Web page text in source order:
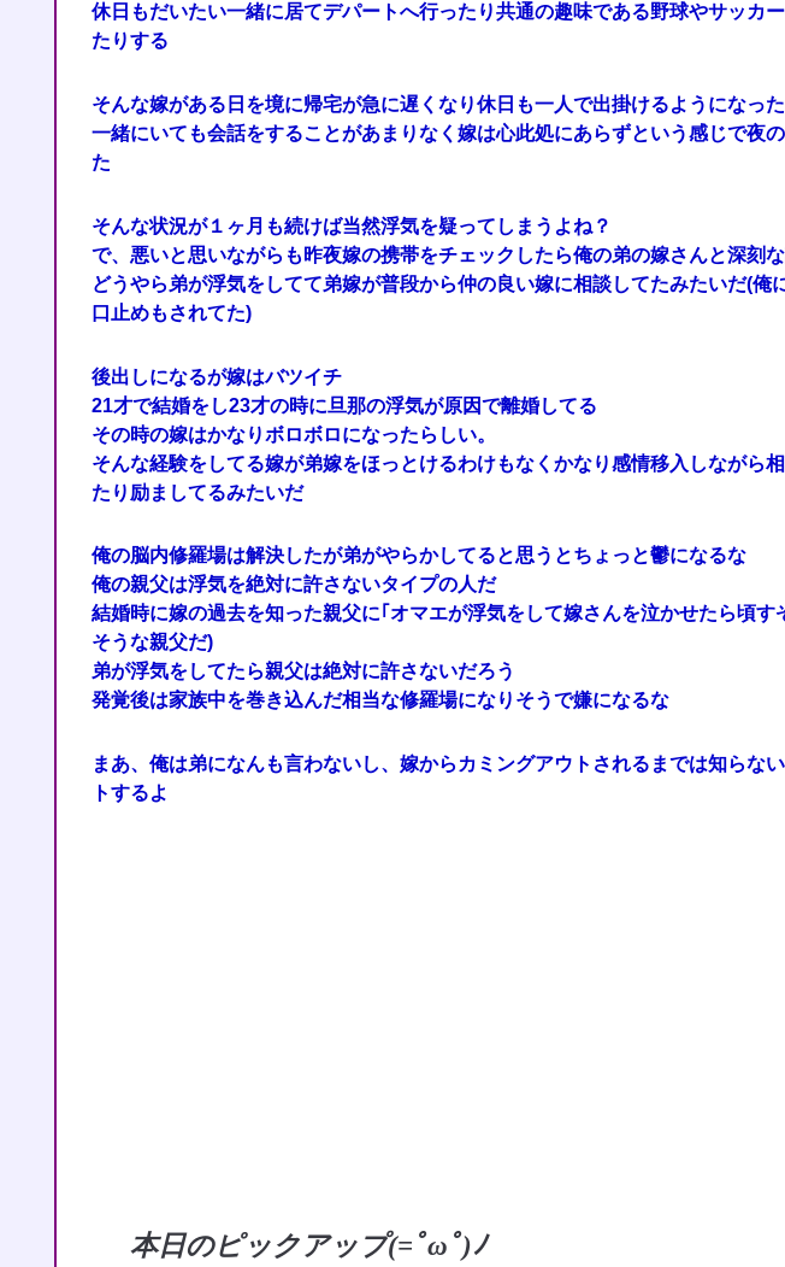
休日もだいたい一緒に居てデパートへ行ったり共通の趣味である野球やサッカ
たりする
そんな嫁がある日を境に帰宅が急に遅くなり休日も一人で出掛けるようになった
一緒にいても会話をすることがあまりなく嫁は心此処にあらずという感じで夜
た
そんな状況が１ヶ月も続けば当然浮気を疑ってしまうよね？
で、悪いと思いながらも昨夜嫁の携帯をチェックしたら俺の弟の嫁さんと深刻な
どうやら弟が浮気をしてて弟嫁が普段から仲の良い嫁に相談してたみたいだ(俺
口止めもされてた)
後出しになるが嫁はバツイチ
21才で結婚をし23才の時に旦那の浮気が原因で離婚してる
その時の嫁はかなりボロボロになったらしい。
そんな経験をしてる嫁が弟嫁をほっとけるわけもなくかなり感情移入しながら
たり励ましてるみたいだ
俺の脳内修羅場は解決したが弟がやらかしてると思うとちょっと鬱になるな
俺の親父は浮気を絶対に許さないタイプの人だ
結婚時に嫁の過去を知った親父に｢オマエが浮気をして嫁さんを泣かせたら頃す
そうな親父だ)
弟が浮気をしてたら親父は絶対に許さないだろう
発覚後は家族中を巻き込んだ相当な修羅場になりそうで嫌になるな
まあ、俺は弟になんも言わないし、嫁からカミングアウトされるまでは知らな
トするよ
本日のピックアップ(=ﾟωﾟ)ﾉ